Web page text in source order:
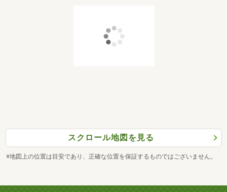
スクロール地図を見る
※地図上の位置は目安であり、正確な位置を保証するものではございません。